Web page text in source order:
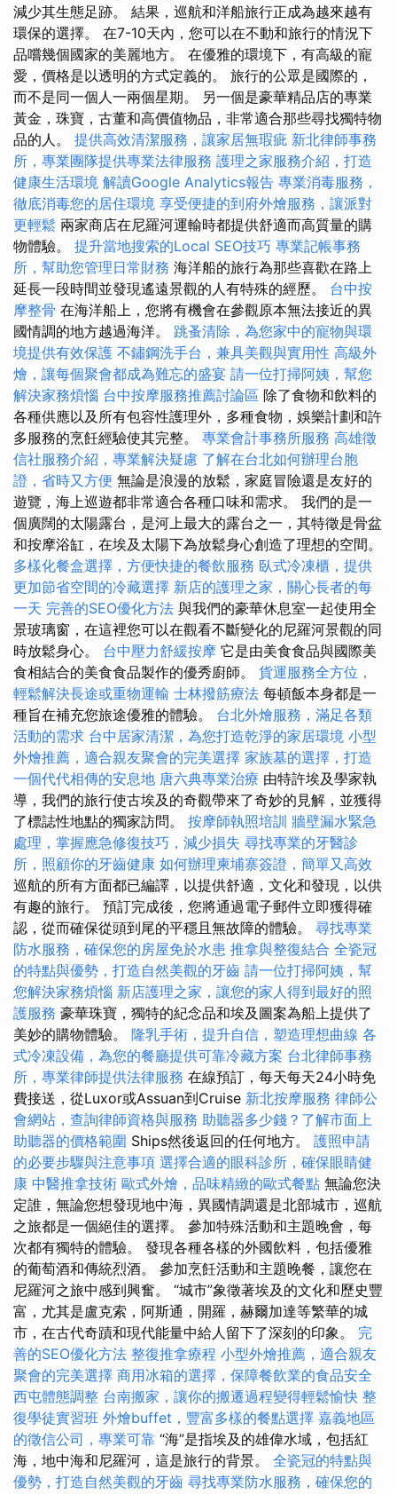
減少其生態足跡。 結果，巡航和洋船旅行正成為越來越有
環保的選擇。 在7-10天內，您可以在不動和旅行的情況下
品嚐幾個國家的美麗地方。 在優雅的環境下，有高級的寵
愛，價格是以透明的方式定義的。 旅行的公眾是國際的，
而不是同一個人一兩個星期。 另一個是豪華精品店的專業
黃金，珠寶，古董和高價值物品，非常適合那些尋找獨特物
品的人。 提供高效清潔服務，讓家居無瑕疵 新北律師事務
所，專業團隊提供專業法律服務 護理之家服務介紹，打造
健康生活環境 解讀Google Analytics報告 專業消毒服務，
徹底消毒您的居住環境 享受便捷的到府外燴服務，讓派對
更輕鬆 兩家商店在尼羅河運輸時都提供舒適而高質量的購
物體驗。 提升當地搜索的Local SEO技巧 專業記帳事務
所，幫助您管理日常財務 海洋船的旅行為那些喜歡在路上
延長一段時間並發現遙遠景觀的人有特殊的經歷。 台中按
摩整骨 在海洋船上，您將有機會在參觀原本無法接近的異
國情調的地方越過海洋。 跳蚤清除，為您家中的寵物與環
境提供有效保護 不鏽鋼洗手台，兼具美觀與實用性 高級外
燴，讓每個聚會都成為難忘的盛宴 請一位打掃阿姨，幫您
解決家務煩惱 台中按摩服務推薦討論區 除了食物和飲料的
各種供應以及所有包容性護理外，多種食物，娛樂計劃和許
多服務的烹飪經驗使其完整。 專業會計事務所服務 高雄徵
信社服務介紹，專業解決疑慮 了解在台北如何辦理台胞
證，省時又方便 無論是浪漫的放鬆，家庭冒險還是友好的
遊覽，海上巡遊都非常適合各種口味和需求。 我們的是一
個廣闊的太陽露台，是河上最大的露台之一，其特徵是骨盆
和按摩浴缸，在埃及太陽下為放鬆身心創造了理想的空間。
多樣化餐盒選擇，方便快捷的餐飲服務 臥式冷凍櫃，提供
更加節省空間的冷藏選擇 新店的護理之家，關心長者的每
一天 完善的SEO優化方法 與我們的豪華休息室一起使用全
景玻璃窗，在這裡您可以在觀看不斷變化的尼羅河景觀的同
時放鬆身心。 台中壓力舒緩按摩 它是由美食食品與國際美
食相結合的美食食品製作的優秀廚師。 貨運服務全方位，
輕鬆解決長途或重物運輸 士林撥筋療法 每頓飯本身都是一
種旨在補充您旅途優雅的體驗。 台北外燴服務，滿足各類
活動的需求 台中居家清潔，為您打造乾淨的家居環境 小型
外燴推薦，適合親友聚會的完美選擇 家族墓的選擇，打造
一個代代相傳的安息地 唐六典專業治療 由特許埃及學家執
導，我們的旅行使古埃及的奇觀帶來了奇妙的見解，並獲得
了標誌性地點的獨家訪問。 按摩師執照培訓 牆壁漏水緊急
處理，掌握應急修復技巧，減少損失 尋找專業的牙醫診
所，照顧你的牙齒健康 如何辦理柬埔寨簽證，簡單又高效
巡航的所有方面都已編譯，以提供舒適，文化和發現，以供
有趣的旅行。 預訂完成後，您將通過電子郵件立即獲得確
認，從而確保從頭到尾的平穩且無故障的體驗。 尋找專業
防水服務，確保您的房屋免於水患 推拿與整復結合 全瓷冠
的特點與優勢，打造自然美觀的牙齒 請一位打掃阿姨，幫
您解決家務煩惱 新店護理之家，讓您的家人得到最好的照
護服務 豪華珠寶，獨特的紀念品和埃及圖案為船上提供了
美妙的購物體驗。 隆乳手術，提升自信，塑造理想曲線 各
式冷凍設備，為您的餐廳提供可靠冷藏方案 台北律師事務
所，專業律師提供法律服務 在線預訂，每天每天24小時免
費接送，從Luxor或Assuan到Cruise 新北按摩服務 律師公
會網站，查詢律師資格與服務 助聽器多少錢？了解市面上
助聽器的價格範圍 Ships然後返回的任何地方。 護照申請
的必要步驟與注意事項 選擇合適的眼科診所，確保眼睛健
康 中醫推拿技術 歐式外燴，品味精緻的歐式餐點 無論您決
定誰，無論您想發現地中海，異國情調還是北部城市，巡航
之旅都是一個絕佳的選擇。 參加特殊活動和主題晚會，每
次都有獨特的體驗。 發現各種各樣的外國飲料，包括優雅
的葡萄酒和傳統烈酒。 參加烹飪活動和主題晚餐，讓您在
尼羅河之旅中感到興奮。 “城市”象徵著埃及的文化和歷史豐
富，尤其是盧克索，阿斯通，開羅，赫爾加達等繁華的城
市，在古代奇蹟和現代能量中給人留下了深刻的印象。 完
善的SEO優化方法 整復推拿療程 小型外燴推薦，適合親友
聚會的完美選擇 商用冰箱的選擇，保障餐飲業的食品安全
西屯體態調整 台南搬家，讓你的搬遷過程變得輕鬆愉快 整
復學徒實習班 外燴buffet，豐富多樣的餐點選擇 嘉義地區
的徵信公司，專業可靠 “海”是指埃及的雄偉水域，包括紅
海，地中海和尼羅河，這是旅行的背景。 全瓷冠的特點與
優勢，打造自然美觀的牙齒 尋找專業防水服務，確保您的